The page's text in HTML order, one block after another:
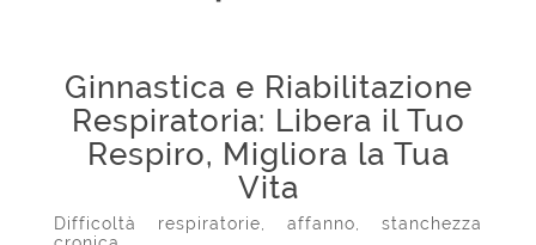
Ginnastica e Riabilitazione
Respiratoria: Libera il Tuo
Respiro, Migliora la Tua
Vita
Difficoltà respiratorie, affanno, stanchezza